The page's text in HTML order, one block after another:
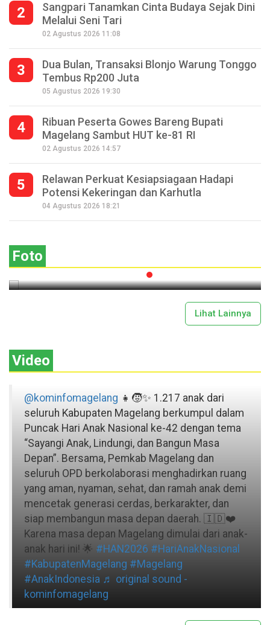
2
Sangpari Tanamkan Cinta Budaya Sejak Dini
Melalui Seni Tari
02 Agustus 2026 11:08
3
Dua Bulan, Transaksi Blonjo Warung Tonggo
Tembus Rp200 Juta
05 Agustus 2026 19:30
4
Ribuan Peserta Gowes Bareng Bupati
Magelang Sambut HUT ke-81 RI
02 Agustus 2026 14:57
5
Relawan Perkuat Kesiapsiagaan Hadapi
Potensi Kekeringan dan Karhutla
04 Agustus 2026 18:21
Foto
Seperempat Abad Perhelatan Festival
Lima Gunung XXV Kobarkan Semangat
Lihat Lainnya
Video
@kominfomagelang 👧🧒✨ 1.217 anak dari
seluruh Kabupaten Magelang berkumpul dalam
Puncak Hari Anak Nasional ke-42 dengan tema
“Sayangi Anak, Lindungi, dan Bangun Masa
Depan”. Bersama, Pemkab Magelang dan
seluruh OPD berkolaborasi menghadirkan ruang
yang aman, nyaman, sehat, dan ramah anak demi
mencetak generasi cerdas, berkarakter, dan
siap membangun masa depan daerah. 🇮🇩❤️
Karena masa depan Magelang dimulai dari anak-
anak hari ini! 🌟 #HAN2026 #HariAnakNasional
#KabupatenMagelang #Magelang
#AnakIndonesia ♬ original sound -
kominfomagelang